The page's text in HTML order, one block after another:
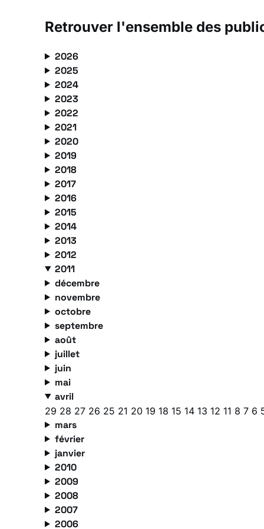
Retrouver l'ensemble des
2026
2025
2024
2023
2022
2021
2020
2019
2018
2017
2016
2015
2014
2013
2012
2011
décembre
novembre
octobre
septembre
août
juillet
juin
mai
avril
29 28 27 26 25 21 20 19 18 15 14 13 12 11 8 7 6
mars
février
janvier
2010
2009
2008
2007
2006